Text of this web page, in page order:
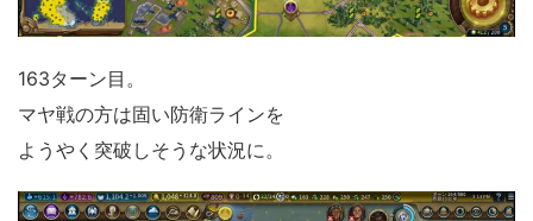
163ターン目。
マヤ戦の方は固い防衛ラインを
ようやく突破しそうな状況に。